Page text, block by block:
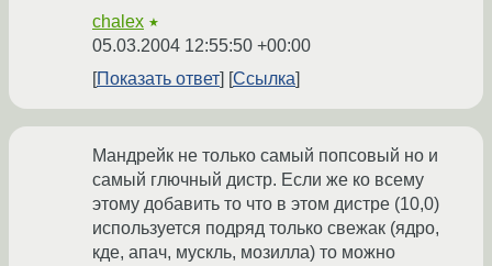
chalex ★
05.03.2004 12:55:50 +00:00
Показать ответ
Ссылка
Мандрейк не только самый попсовый но и
самый глючный дистр. Если же ко всему
этому добавить то что в этом дистре (10,0)
используется подряд только свежак (ядро,
кде, апач, мускль, мозилла) то можно